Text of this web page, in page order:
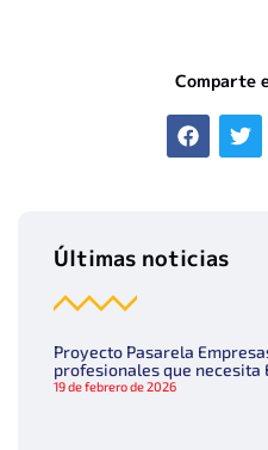
Comparte
Últimas noticias
Proyecto Pasarela
profesionales que necesita
19 de febrero de 2026